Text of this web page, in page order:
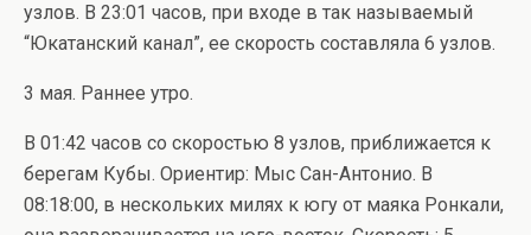
узлов. В 23:01 часов, при входе в так называемый
“Юкатанский канал”, ее скорость составляла 6 узлов.
3 мая. Раннее утро.
В 01:42 часов со скоростью 8 узлов, приближается к
берегам Кубы. Ориентир: Мыс Сан-Антонио. В
08:18:00, в нескольких милях к югу от маяка Ронкали,